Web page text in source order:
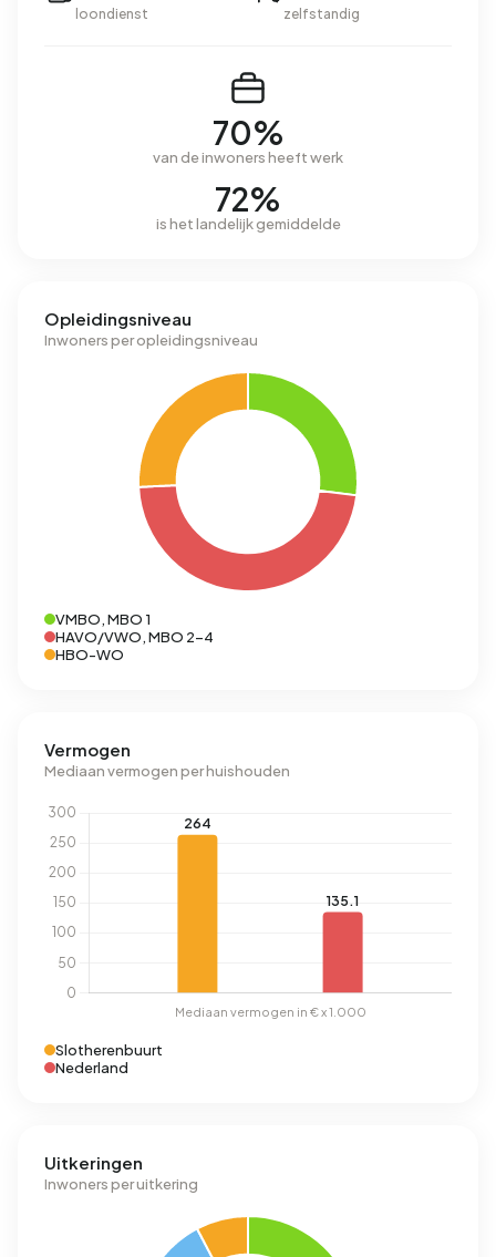
loondienst zelfstandig
70%
van de inwoners heeft werk
72%
is het landelijk gemiddelde
Opleidingsniveau
Inwoners per opleidingsniveau
VMBO, MBO 1
HAVO/VWO, MBO 2-4
HBO-WO
Vermogen
Mediaan vermogen per huishouden
Slotherenbuurt
Nederland
Uitkeringen
Inwoners per uitkering